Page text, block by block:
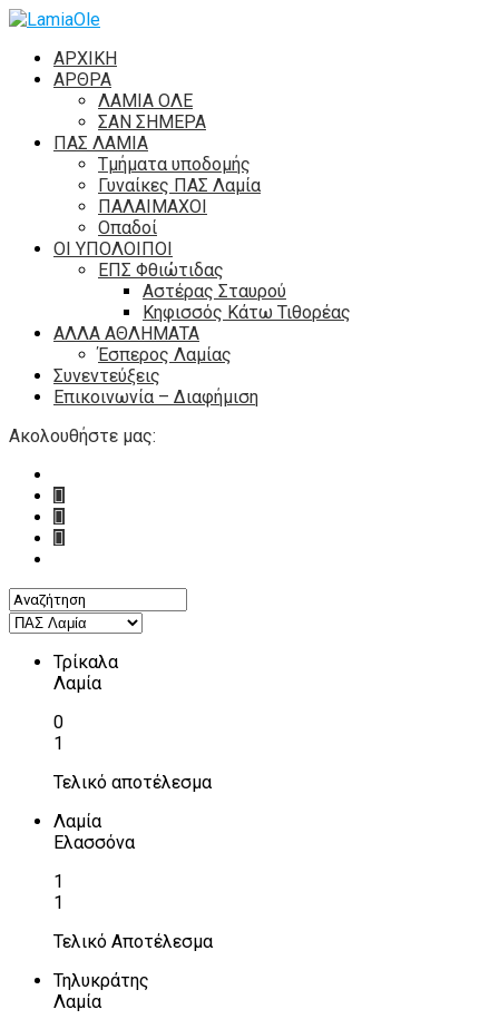
ΑΡΧΙΚΗ
ΑΡΘΡΑ
ΛΑΜΙΑ ΟΛΕ
ΣΑΝ ΣΗΜΕΡΑ
ΠΑΣ ΛΑΜΙΑ
Τμήματα υποδομής
Γυναίκες ΠΑΣ Λαμία
ΠΑΛΑΙΜΑΧΟΙ
Οπαδοί
ΟΙ ΥΠΟΛΟΙΠΟΙ
ΕΠΣ Φθιώτιδας
Αστέρας Σταυρού
Κηφισσός Κάτω Τιθορέας
ΑΛΛΑ ΑΘΛΗΜΑΤΑ
Έσπερος Λαμίας
Συνεντεύξεις
Επικοινωνία – Διαφήμιση
Ακολουθήστε μας:
Τρίκαλα
Λαμία
0
1
Τελικό αποτέλεσμα
Λαμία
Ελασσόνα
1
1
Τελικό Αποτέλεσμα
Τηλυκράτης
Λαμία